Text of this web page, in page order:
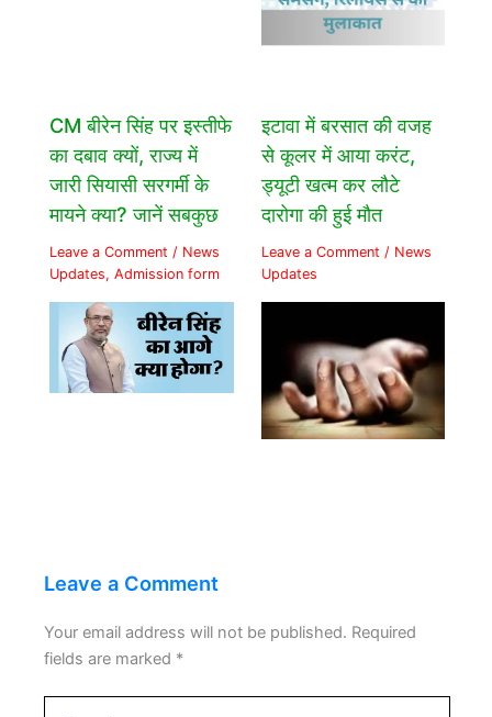
CM बीरेन सिंह पर इस्तीफे
का दबाव क्यों, राज्य में
जारी सियासी सरगर्मी के
मायने क्या? जानें सबकुछ
Leave a Comment / News
Updates,Admission form
इटावा में बरसात की वजह
से कूलर में आया करंट,
ड्यूटी खत्म कर लौटे
दारोगा की हुई मौत
Leave a Comment / News
Updates
Leave a Comment
Your email address will not be published. Required
fields are marked *